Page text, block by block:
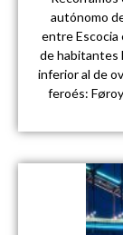
autónomo
entre Escocia
de habitantes
inferior al de
feroés: